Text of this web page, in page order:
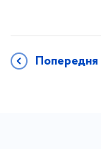
Попередня